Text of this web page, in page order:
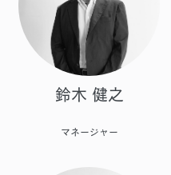
鈴木 健之
マネージャー